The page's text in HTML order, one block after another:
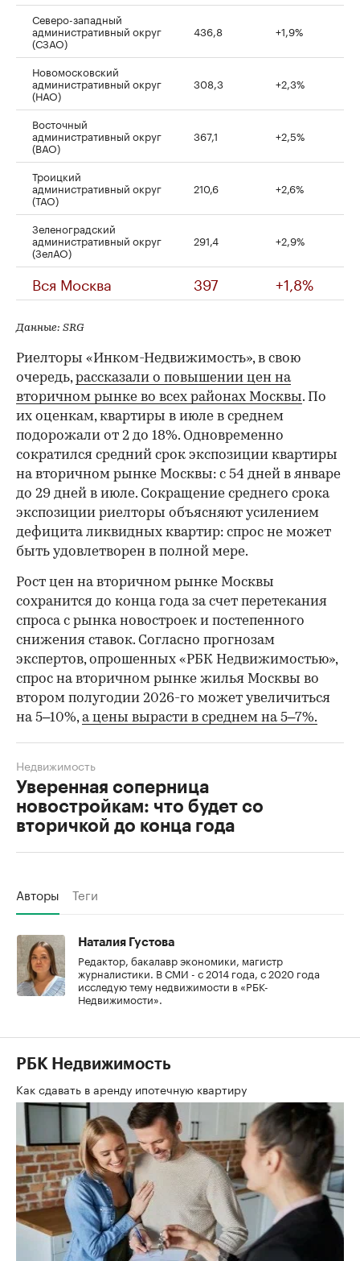
Северо-западный
административный округ
(СЗАО)
436,8 +1,9%
Новомосковский
административный округ
(НАО)
308,3 +2,3%
Восточный
административный округ
(ВАО)
367,1 +2,5%
Троицкий
административный округ
(ТАО)
210,6 +2,6%
Зеленоградский
административный округ
(ЗелАО)
291,4 +2,9%
Вся Москва 397 +1,8%
Данные: SRG
Риелторы «Инком-Недвижимость», в свою
очередь,рассказали о повышении цен на
вторичном рынке во всех районах Москвы. По
их оценкам, квартиры в июле в среднем
подорожали от 2 до 18%. Одновременно
сократился средний срок экспозиции квартиры
на вторичном рынке Москвы: с 54 дней в январе
до 29 дней в июле. Сокращение среднего срока
экспозиции риелторы объясняют усилением
дефицита ликвидных квартир: спрос не может
быть удовлетворен в полной мере.
Рост цен на вторичном рынке Москвы
сохранится до конца года за счет перетекания
спроса с рынка новостроек и постепенного
снижения ставок. Согласно прогнозам
экспертов, опрошенных «РБК Недвижимостью»,
спрос на вторичном рынке жилья Москвы во
втором полугодии 2026-го может увеличиться
на 5–10%,а цены вырасти в среднем на 5–7%.
Уверенная соперница
новостройкам: что будет со
вторичкой до конца года
Недвижимость
Авторы Теги
Наталия Густова
Редактор, бакалавр экономики, магистр
журналистики. В СМИ - с 2014 года, с 2020 года
исследую тему недвижимости в «РБК-
Недвижимости».
РБК Недвижимость
Как сдавать в аренду ипотечную квартиру